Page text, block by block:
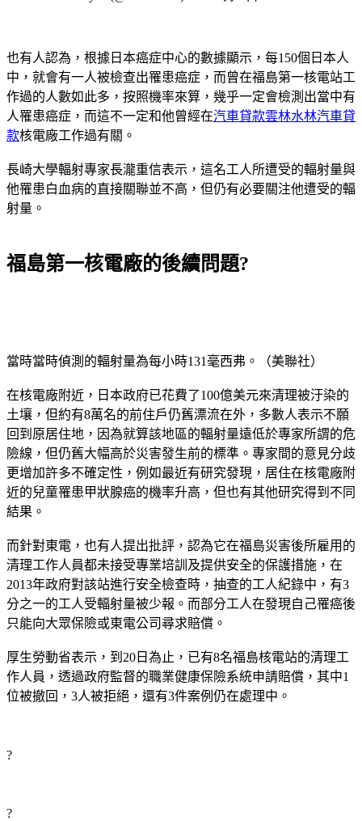
也有人認為，根據日本癌症中心的數據顯示，每150個日本人
中，就會有一人被檢查出罹患癌症，而曾在福島第一核電站工
作過的人數如此多，按照機率來算，幾乎一定會檢測出當中有
人罹患癌症，而這不一定和他曾經在汽車貸款雲林水林汽車貸
款核電廠工作過有關。
長崎大學輻射專家長瀧重信表示，這名工人所遭受的輻射量與
他罹患白血病的直接關聯並不高，但仍有必要關注他遭受的輻
射量。
福島第一核電廠的後續問題?
當時當時偵測的輻射量為每小時131毫西弗。（美聯社）
在核電廠附近，日本政府已花費了100億美元來清理被汙染的
土壤，但約有8萬名的前住戶仍舊漂流在外，多數人表示不願
回到原居住地，因為就算該地區的輻射量遠低於專家所謂的危
險線，但仍舊大幅高於災害發生前的標準。專家間的意見分歧
更增加許多不確定性，例如最近有研究發現，居住在核電廠附
近的兒童罹患甲狀腺癌的機率升高，但也有其他研究得到不同
結果。
而針對東電，也有人提出批評，認為它在福島災害後所雇用的
清理工作人員都未接受專業培訓及提供安全的保護措施，在
2013年政府對該站進行安全檢查時，抽查的工人紀錄中，有3
分之一的工人受輻射量被少報。而部分工人在發現自己罹癌後
只能向大眾保險或東電公司尋求賠償。
厚生勞動省表示，到20日為止，已有8名福島核電站的清理工
作人員，透過政府監督的職業健康保險系統申請賠償，其中1
位被撤回，3人被拒絕，還有3件案例仍在處理中。
?
?